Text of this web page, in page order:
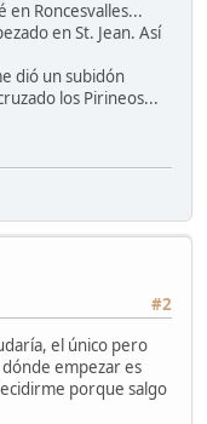
en Roncesvalles...
en St. Jean. Así
dió un subidón
los Pirineos...
#2
el único pero
empezar es
porque salgo